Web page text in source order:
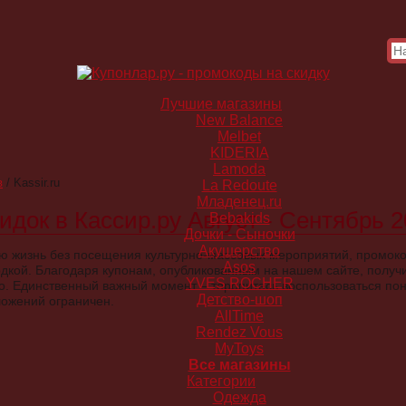
/ Kassir.ru
в Кассир.ру Август - Сентябрь
жизнь без посещения культурно-массовых мероприятий,
Благодаря купонам, опубликованным на нашем сайте,
Единственный важный момент – торопитесь воспользоваться
ограничен.
Лучшие магазины
New Balance
Melbet
KIDERIA
Lamoda
La Redoute
Младенец.ru
Bebakids
Дочки - Сыночки
Акушерство
Asos
YVES ROCHER
Детство-шоп
AllTime
Rendez Vous
MyToys
Все магазины
Категории
Одежда